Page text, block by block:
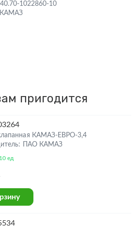
1022860-10
пригодится
КАМАЗ-ЕВРО-3,4
ПАО КАМАЗ
ед